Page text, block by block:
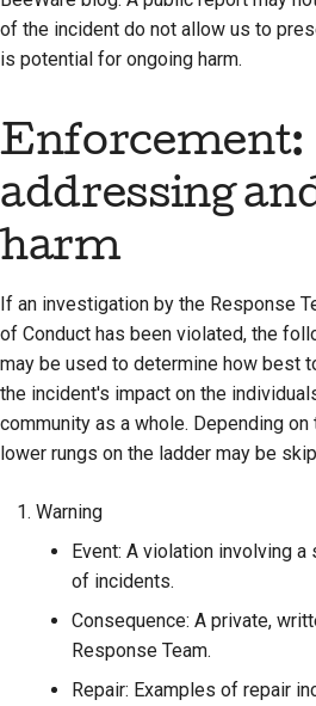
of the incident do not allow us to
is potential for ongoing harm.
Enforcement:
addressing
harm
If an investigation by the Response
of Conduct has been violated, the
may be used to determine how best
the incident's impact on the
community as a whole. Depending
lower rungs on the ladder may be
Warning
Event: A violation involving
of incidents.
Consequence: A private,
Response Team.
Repair: Examples of repair